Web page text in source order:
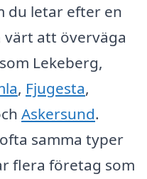
du letar efter en
värt att överväga
Lekeberg,
, Fjugesta,
Askersund.
samma typer
flera företag som